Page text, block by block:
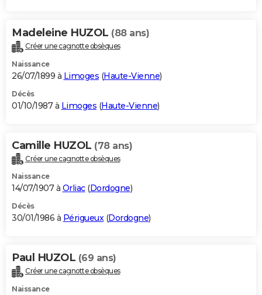
Madeleine HUZOL (88 ans)
Créer une cagnotte obsèques
Naissance
26/07/1899 à Limoges (Haute-Vienne)
Décès
01/10/1987 à Limoges (Haute-Vienne)
Camille HUZOL (78 ans)
Créer une cagnotte obsèques
Naissance
14/07/1907 à Orliac(Dordogne)
Décès
30/01/1986 à Périgueux(Dordogne)
Paul HUZOL (69 ans)
Créer une cagnotte obsèques
Naissance